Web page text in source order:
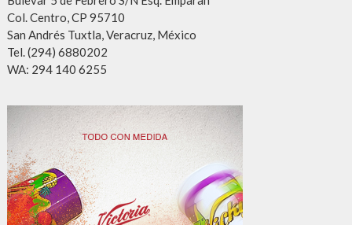
Col. Centro, CP 95710
San Andrés Tuxtla, Veracruz, México
Tel. (294) 6880202
WA: 294 140 6255